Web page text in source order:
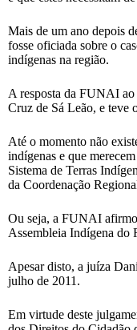
Mais de um ano depois
fosse oficiada sobre o
indígenas na região.
A resposta da FUNAI ao
Cruz de Sá Leão, e teve
Até o momento não
indígenas e que
Sistema de Terras
da Coordenação
Ou seja, a FUNAI
Assembleia Indígena do
Apesar disto, a juíza
julho de 2011.
Em virtude deste